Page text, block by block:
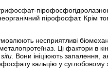
пірофосфат. Крім
несприятливі
Ці фактори в
. Вони ініціюють запалення,
кальцію у